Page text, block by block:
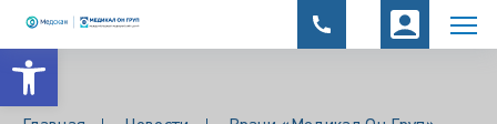
Открыть панель инструментов